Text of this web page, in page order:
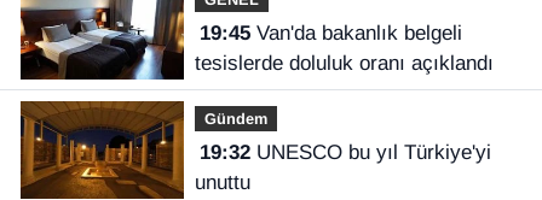
19:45Van'da bakanlık belgeli
tesislerde doluluk oranı açıklandı
Gündem
19:32UNESCO bu yıl Türkiye'yi
unuttu